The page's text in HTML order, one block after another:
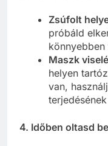
Zsúfolt
próbáld
Maszk
helyen
van,
4. Időben oltasd